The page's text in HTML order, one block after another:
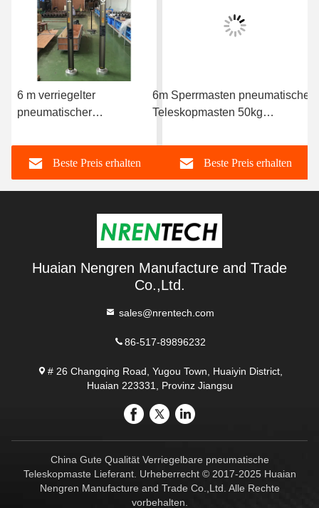
6 m verriegelter
pneumatischer
Nutzlasten - mobiler
Telekommunikationsmast
- Teleskopturm -
Funkantennenmast 6
Beste Preis erhalten
6m Sperrmasten pneumatische
Teleskopmasten 50kg
Mobiltelekommunikationsmasten
Teleskopmasten
Funkantennenmasten 6m
Beste Preis erhalten
Huaian Nengren Manufacture and Trade
Co.,Ltd.
sales@nrentech.com
86-517-89896232
# 26 Changqing Road, Yugou Town, Huaiyin District,
Huaian 223331, Provinz Jiangsu
China Gute Qualität Verriegelbare pneumatische
Teleskopmaste Lieferant. Urheberrecht © 2017-2025 Huaian
Nengren Manufacture and Trade Co.,Ltd. Alle Rechte
vorbehalten.